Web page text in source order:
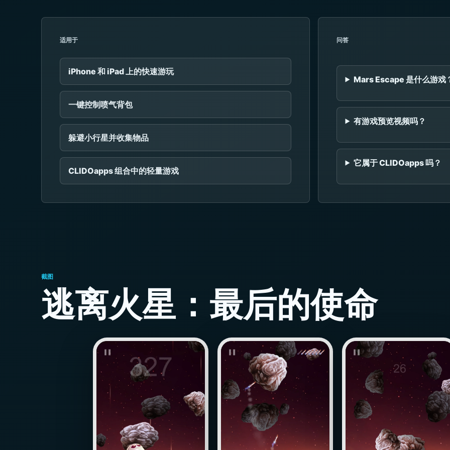
适用于
iPhone 和 iPad 上的快速游玩
一键控制喷气背包
躲避小行星并收集物品
CLIDOapps 组合中的轻量游戏
问答
Mars Escape 是什么游戏
有游戏预览视频吗？
它属于 CLIDOapps 吗？
截图
逃离火星：最后的使命